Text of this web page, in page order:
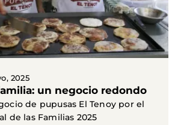
2025
un negocio redondo
de pupusas El Tenoy por el
de las Familias 2025